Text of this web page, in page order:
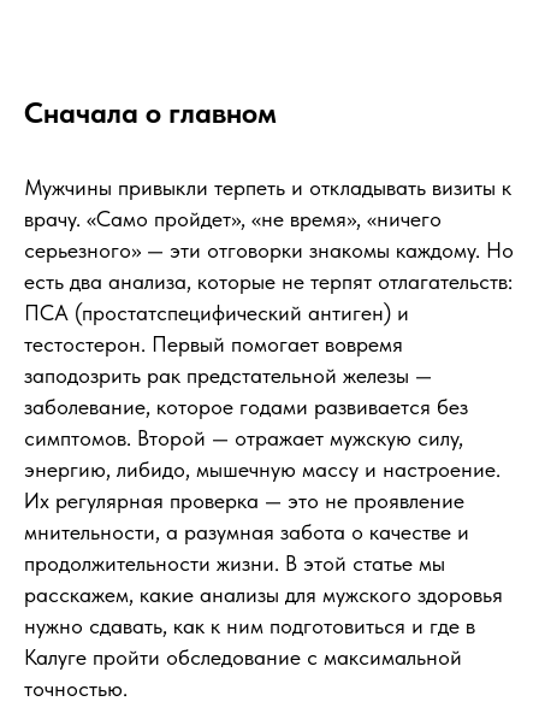
Сначала о главном
Мужчины привыкли терпеть и откладывать визиты к
врачу. «Само пройдет», «не время», «ничего
серьезного» — эти отговорки знакомы каждому. Но
есть два анализа, которые не терпят отлагательств:
ПСА (простатспецифический антиген) и
тестостерон. Первый помогает вовремя
заподозрить рак предстательной железы —
заболевание, которое годами развивается без
симптомов. Второй — отражает мужскую силу,
энергию, либидо, мышечную массу и настроение.
Их регулярная проверка — это не проявление
мнительности, а разумная забота о качестве и
продолжительности жизни. В этой статье мы
расскажем, какие анализы для мужского здоровья
нужно сдавать, как к ним подготовиться и где в
Калуге пройти обследование с максимальной
точностью.